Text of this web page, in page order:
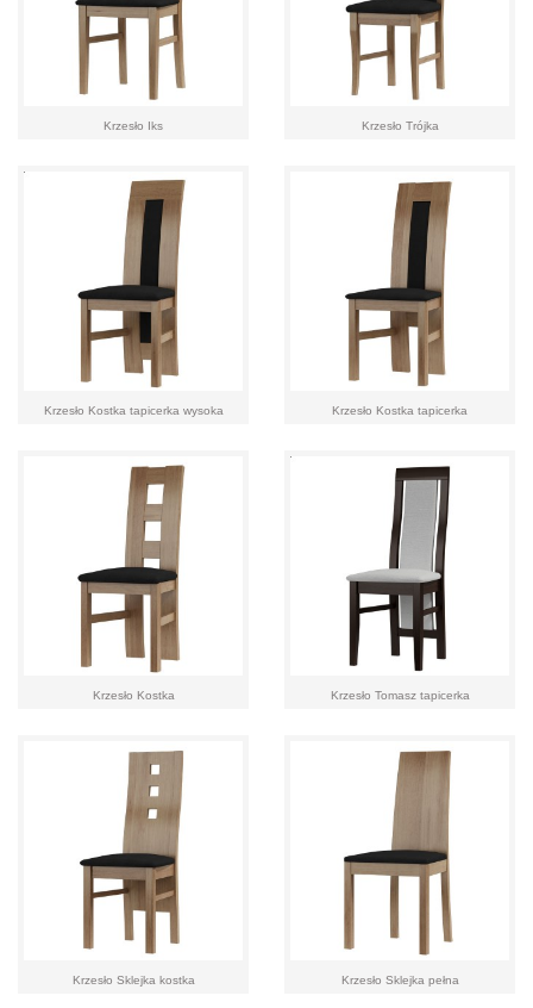
Krzesło Iks Krzesło Trójka
Krzesło Kostka tapicerka wysoka Krzesło Kostka tapicerka
Krzesło Kostka Krzesło Tomasz tapicerka
Krzesło Sklejka kostka Krzesło Sklejka pełna